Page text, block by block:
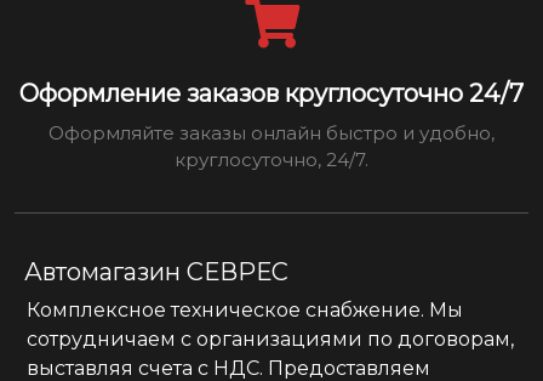
Оформление заказов круглосуточно 24/7
Оформляйте заказы онлайн быстро и удобно,
круглосуточно, 24/7.
Автомагазин СЕВРЕС
Комплексное техническое снабжение. Мы
сотрудничаем с организациями по договорам,
выставляя счета с НДС. Предоставляем